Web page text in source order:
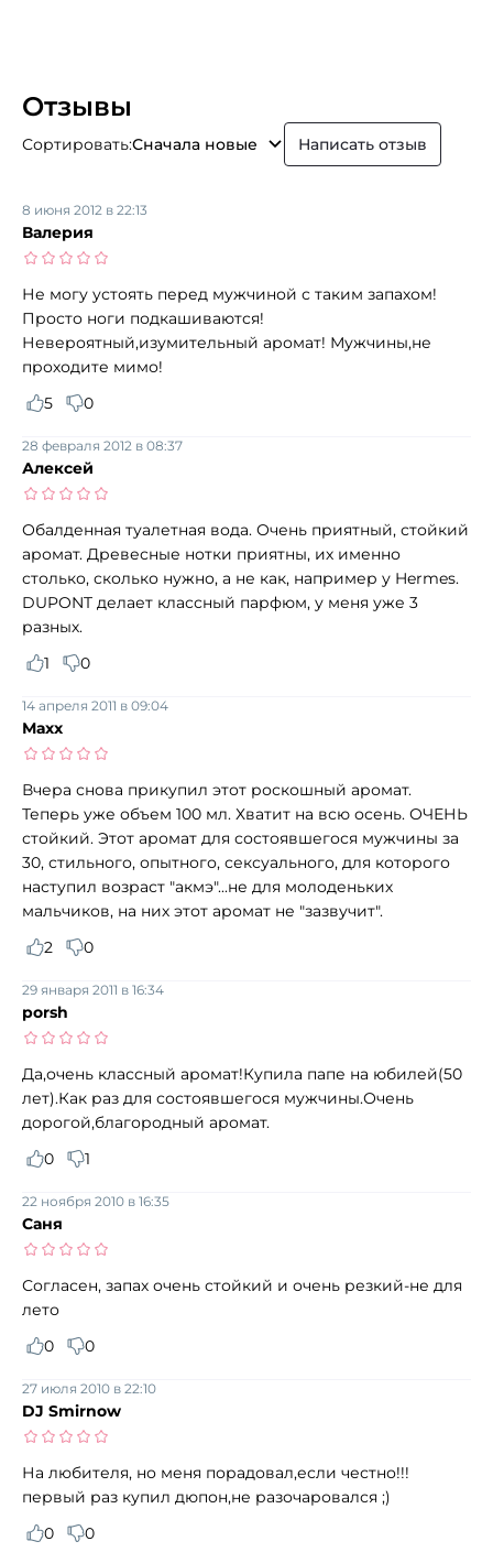
Отзывы
Сортировать:Сначала новые Написать отзыв
Валерия
8 июня 2012 в 22:13
Не могу устоять перед мужчиной с таким запахом!
Просто ноги подкашиваются!
Невероятный,изумительный аромат! Мужчины,не
проходите мимо!
5
0
Алексей
28 февраля 2012 в 08:37
Обалденная туалетная вода. Очень приятный, стойкий
аромат. Древесные нотки приятны, их именно
столько, сколько нужно, а не как, например у Hermes.
DUPONT делает классный парфюм, у меня уже 3
разных.
1
0
Махх
14 апреля 2011 в 09:04
Вчера снова прикупил этот роскошный аромат.
Теперь уже объем 100 мл. Хватит на всю осень. ОЧЕНЬ
стойкий. Этот аромат для состоявшегося мужчины за
30, стильного, опытного, сексуального, для которого
наступил возраст "акмэ"...не для молоденьких
мальчиков, на них этот аромат не "зазвучит".
2
0
porsh
29 января 2011 в 16:34
Да,очень классный аромат!Купила папе на юбилей(50
лет).Как раз для состоявшегося мужчины.Очень
дорогой,благородный аромат.
0
1
Саня
22 ноября 2010 в 16:35
Согласен, запах очень стойкий и очень резкий-не для
лето
0
0
DJ Smirnow
27 июля 2010 в 22:10
На любителя, но меня порадовал,если честно!!!
первый раз купил дюпон,не разочаровался ;)
0
0